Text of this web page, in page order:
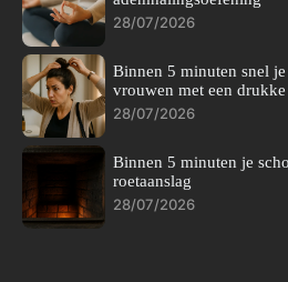
28/07/2026
Binnen 5 minuten snel
vrouwen met een
28/07/2026
Binnen 5 minuten je
roetaanslag
28/07/2026